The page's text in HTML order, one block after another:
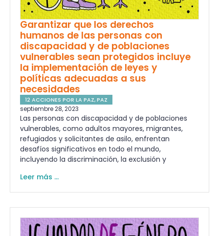
Garantizar que los derechos
humanos de las personas con
discapacidad y de poblaciones
vulnerables sean protegidos incluye
la implementación de leyes y
políticas adecuadas a sus
necesidades
12 ACCIONES POR LA PAZ,PAZ
septiembre 28, 2023
Las personas con discapacidad y de poblaciones
vulnerables, como adultos mayores, migrantes,
refugiados y solicitantes de asilo, enfrentan
desafíos significativos en todo el mundo,
incluyendo la discriminación, la exclusión y
Leer más ...